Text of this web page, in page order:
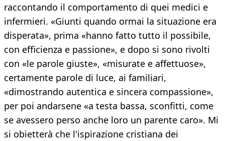
raccontando il comportamento di quei medici e
infermieri. «Giunti quando ormai la situazione era
disperata», prima «hanno fatto tutto il possibile,
con efficienza e passione», e dopo si sono rivolti
con «le parole giuste», «misurate e affettuose»,
certamente parole di luce, ai familiari,
«dimostrando autentica e sincera compassione»,
per poi andarsene «a testa bassa, sconfitti, come
se avessero perso anche loro un parente caro». Mi
si obietterà che l'ispirazione cristiana dei